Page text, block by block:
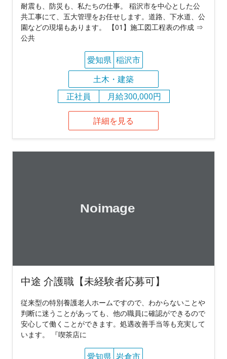
耐震も、防災も、私たちの仕事。 稲沢市を中心とした公
共工事にて、五大管理をお任せします。道路、下水道、公
園などの現場もあります。 【01】施工図工程表の作成 ⇒
公共
愛知県 稲沢市
土木・建築
正社員
月給300,000円
詳細を見る
中途 介護職【未経験者応募可】
従来型の特別養護老人ホームですので、わからないことや
判断に迷うことがあっても、他の職員に確認ができるので
安心して働くことができます。処遇改善手当等も充実して
います。 『喫茶店に
愛知県 岩倉市